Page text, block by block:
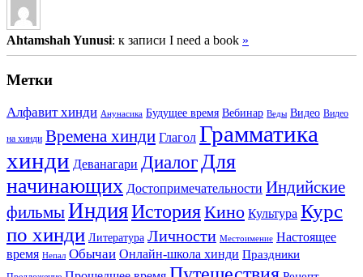
Ahtamshah Yunusi: к записи I need a book »
Метки
Алфавит хинди Анунасика Будущее время Вебинар Веды Видео Видео
на хинди Времена хинди Глагол Грамматика
хинди Деванагари Диалог Для
начинающих Достопримечательности Индийские
фильмыИндияИсторияКино Культура Курс
по хинди Литература Личности Местоимение Настоящее
время Непал Обычаи Онлайн-школа хинди Праздники